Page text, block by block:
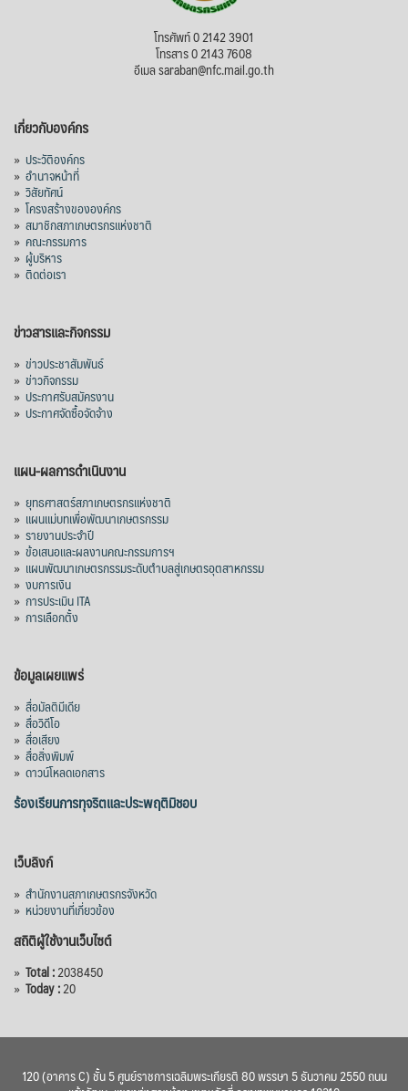
โทรศัพท์ 0 2142 3901
โทรสาร 0 2143 7608
อีเมล saraban@nfc.mail.go.th
เกี่ยวกับองค์กร
» ประวัติองค์กร
» อำนาจหน้าที่
» วิสัยทัศน์
» โครงสร้างขององค์กร
» สมาชิกสภาเกษตรกรแห่งชาติ
» คณะกรรมการ
» ผู้บริหาร
» ติดต่อเรา
ข่าวสารและกิจกรรม
» ข่าวประชาสัมพันธ์
» ข่าวกิจกรรม
» ประกาศรับสมัครงาน
» ประกาศจัดซื้อจัดจ้าง
แผน-ผลการดำเนินงาน
» ยุทธศาสตร์สภาเกษตรกรแห่งชาติ
» แผนแม่บทเพื่อพัฒนาเกษตรกรรม
» รายงานประจำปี
» ข้อเสนอและผลงานคณะกรรมการฯ
» แผนพัฒนาเกษตรกรรมระดับตำบลสู่เกษตรอุตสาหกรรม
» งบการเงิน
» การประเมิน ITA
» การเลือกตั้ง
ข้อมูลเผยแพร่
» สื่อมัลติมีเดีย
» สื่อวิดีโอ
» สื่อเสียง
» สื่อสิ่งพิมพ์
» ดาวน์โหลดเอกสาร
ร้องเรียนการทุจริตและประพฤติมิชอบ
เว็บลิงก์
» สำนักงานสภาเกษตรกรจังหวัด
» หน่วยงานที่เกี่ยวข้อง
สถิติผู้ใช้งานเว็บไซต์
» Total :2038450
» Today :20
120 (อาคาร C) ชั้น 5 ศูนย์ราชการเฉลิมพระเกียรติ 80 พรรษา 5 ธันวาคม 2550 ถนน